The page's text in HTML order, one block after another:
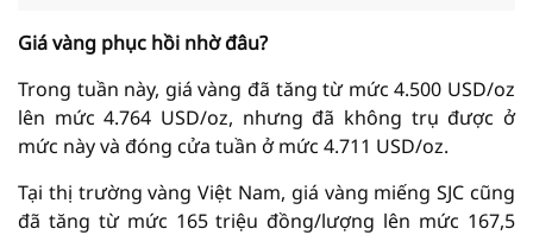
Giá vàng phục hồi nhờ đâu?
Trong tuần này, giá vàng đã tăng từ mức 4.500 USD/oz
lên mức 4.764 USD/oz, nhưng đã không trụ được ở
mức này và đóng cửa tuần ở mức 4.711 USD/oz.
Tại thị trường vàng Việt Nam, giá vàng miếng SJC cũng
đã tăng từ mức 165 triệu đồng/lượng lên mức 167,5